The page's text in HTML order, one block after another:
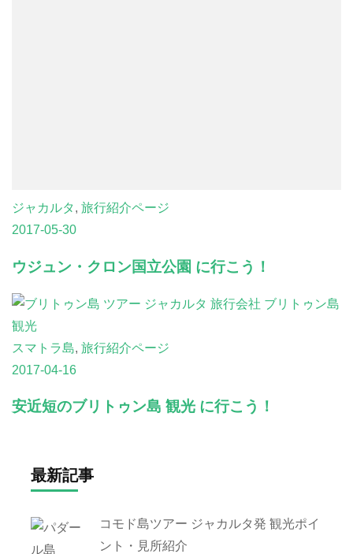
ジャカルタ, 旅行紹介ページ
2017-05-30
ウジュン・クロン国立公園 に行こう！
スマトラ島, 旅行紹介ページ
2017-04-16
安近短のブリトゥン島 観光 に行こう！
最新記事
コモド島ツアー ジャカルタ発 観光ポイ
ント・見所紹介